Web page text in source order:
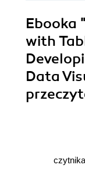
Ebooka
with
Data